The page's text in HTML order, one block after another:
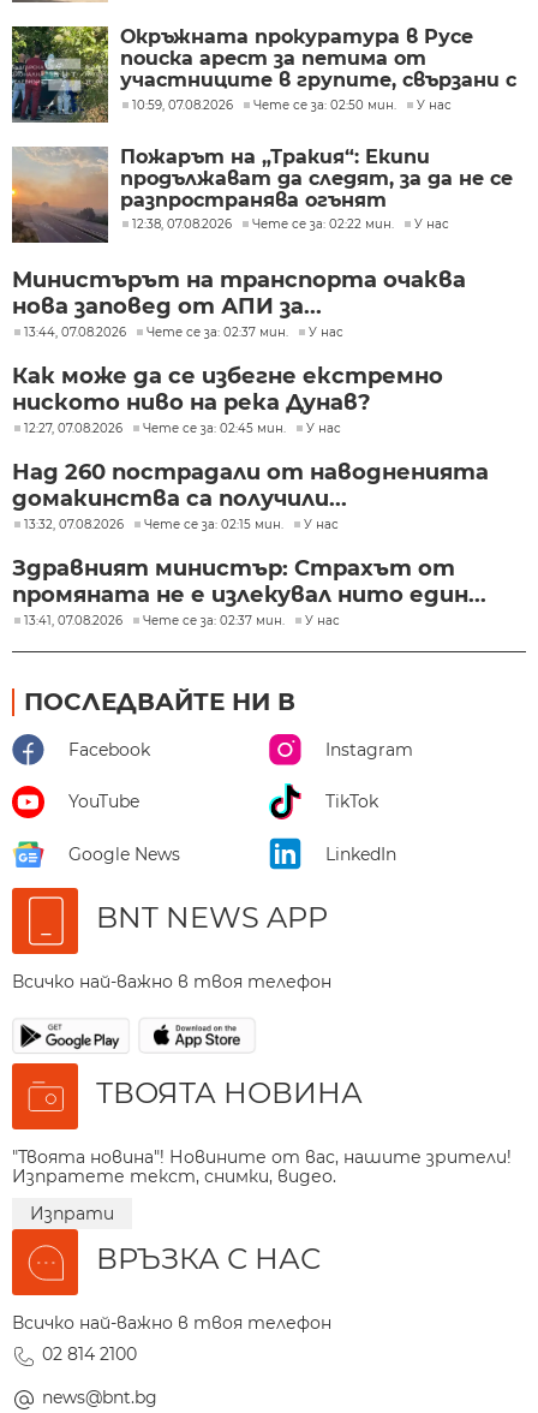
Окръжната прокуратура в Русе
поиска арест за петима от
участниците в групите, свързани с
разбитата лаборатория за
10:59, 07.08.2026 Чете се за: 02:50 мин. У нас
Пожарът на „Тракия“: Екипи
продължават да следят, за да не се
разпространява огънят
12:38, 07.08.2026 Чете се за: 02:22 мин. У нас
Министърът на транспорта очаква
нова заповед от АПИ за...
13:44, 07.08.2026 Чете се за: 02:37 мин. У нас
Как може да се избегне екстремно
ниското ниво на река Дунав?
12:27, 07.08.2026 Чете се за: 02:45 мин. У нас
Над 260 пострадали от наводненията
домакинства са получили...
13:32, 07.08.2026 Чете се за: 02:15 мин. У нас
Здравният министър: Страхът от
промяната не е излекувал нито един...
13:41, 07.08.2026 Чете се за: 02:37 мин. У нас
ПОСЛЕДВАЙТЕ НИ В
Facebook Instagram
YouTube TikTok
Google News LinkedIn
BNT NEWS APP
Всичко най-важно в твоя телефон
ТВОЯТА НОВИНА
"Твоята новина"! Новините от вас, нашите зрители!
Изпратете текст, снимки, видео.
Изпрати
ВРЪЗКА С НАС
Всичко най-важно в твоя телефон
02 814 2100
news@bnt.bg